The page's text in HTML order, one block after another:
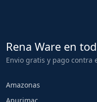
Rena Ware en
Envio gratis y pago contra
Amazonas